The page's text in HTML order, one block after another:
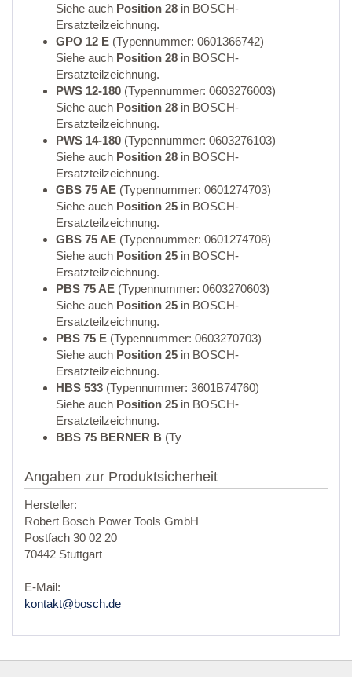
Siehe auch Position 28 in BOSCH-
Ersatzteilzeichnung.
GPO 12 E (Typennummer: 0601366742)
Siehe auch Position 28 in BOSCH-
Ersatzteilzeichnung.
PWS 12-180 (Typennummer: 0603276003)
Siehe auch Position 28 in BOSCH-
Ersatzteilzeichnung.
PWS 14-180 (Typennummer: 0603276103)
Siehe auch Position 28 in BOSCH-
Ersatzteilzeichnung.
GBS 75 AE (Typennummer: 0601274703)
Siehe auch Position 25 in BOSCH-
Ersatzteilzeichnung.
GBS 75 AE (Typennummer: 0601274708)
Siehe auch Position 25 in BOSCH-
Ersatzteilzeichnung.
PBS 75 AE (Typennummer: 0603270603)
Siehe auch Position 25 in BOSCH-
Ersatzteilzeichnung.
PBS 75 E (Typennummer: 0603270703)
Siehe auch Position 25 in BOSCH-
Ersatzteilzeichnung.
HBS 533 (Typennummer: 3601B74760)
Siehe auch Position 25 in BOSCH-
Ersatzteilzeichnung.
BBS 75 BERNER B (Ty
Angaben zur Produktsicherheit
Hersteller:
Robert Bosch Power Tools GmbH
Postfach 30 02 20
70442 Stuttgart
E-Mail:
kontakt@bosch.de